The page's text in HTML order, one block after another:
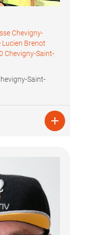
Chevigny-
Brenot
Chevigny-Saint-
Saint-
